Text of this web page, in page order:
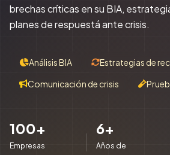
brechas críticas en su BIA,
planes de respuestá ante crisis.
Análisis BIA
Estrategias de
Comunicación de crisis
100+
Empresas
6+
Años de